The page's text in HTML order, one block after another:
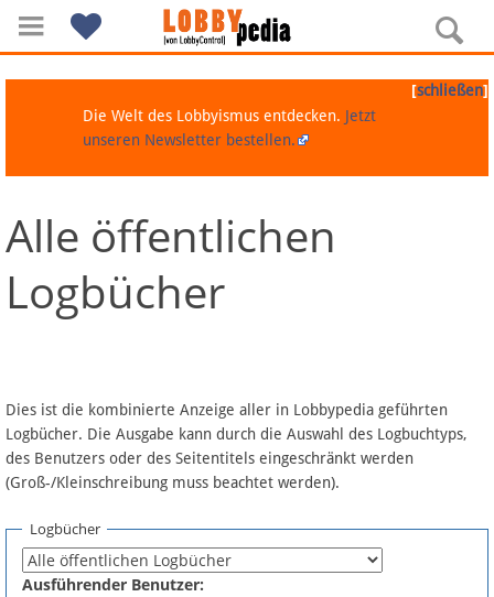
Navigation
Über Lobbypedia
Artikel nach Kategorien
FAQ
Fördermitglied werden
[schließen]
Die Welt des Lobbyismus entdecken. Jetzt
unseren Newsletter bestellen.
Alle öffentlichen
Logbücher
Dies ist die kombinierte Anzeige aller in Lobbypedia geführten
Logbücher. Die Ausgabe kann durch die Auswahl des Logbuchtyps,
des Benutzers oder des Seitentitels eingeschränkt werden
(Groß-/Kleinschreibung muss beachtet werden).
Logbücher
Ausführender Benutzer: